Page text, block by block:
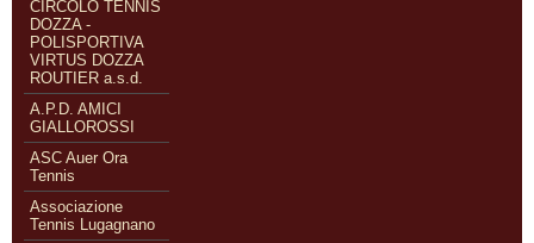
CIRCOLO TENNIS
DOZZA -
POLISPORTIVA
VIRTUS DOZZA
ROUTIER a.s.d.
A.P.D. AMICI
GIALLOROSSI
ASC Auer Ora
Tennis
Associazione
Tennis Lugagnano